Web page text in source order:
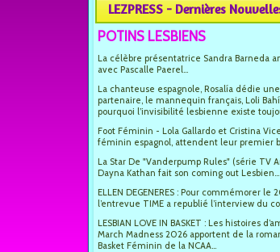
LEZPRESS - Dernières
POTINS LESBIENS
La célèbre présentatrice Sandra Barneda
avec Pascalle Paerel...
La chanteuse espagnole, Rosalía dédie
partenaire, le mannequin français, Loli
pourquoi l’invisibilité lesbienne existe
Foot Féminin - Lola Gallardo et Cristina
féminin espagnol, attendent leur premier
La Star De "Vanderpump Rules" (série TV
Dayna Kathan fait son coming out Lesbien...
ELLEN DEGENERES : Pour commémorer
l’entrevue TIME a republié l’interview du
LESBIAN LOVE IN BASKET : Les histoires
March Madness 2026 apportent de la
Basket Féminin de la NCAA...